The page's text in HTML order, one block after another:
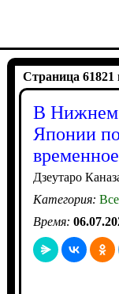
Страница 61821
В Нижнем
Японии
Дзеутаро
Категория: Все
Время: